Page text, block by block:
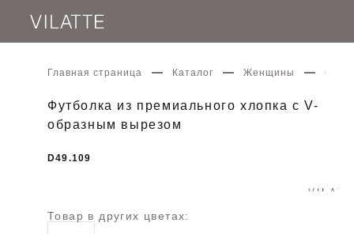
Главная страница Каталог Женщины
Футболка из премиального хлопка с V-
образным вырезом
D49.109
Товар в других цветах: